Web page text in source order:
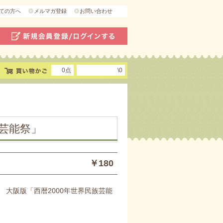
の方へ メルマガ登録 お問い合わせ
0点 \0
祭」
￥180
大阪版「西暦2000年世界民族芸能